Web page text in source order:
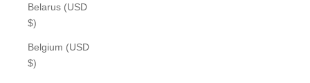
Belarus (USD
$)
Belgium (USD
$)